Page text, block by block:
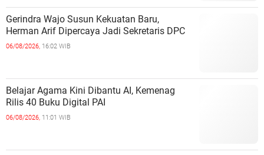
Gerindra Wajo Susun Kekuatan Baru,
Herman Arif Dipercaya Jadi Sekretaris DPC
06/08/2026, 16:02 WIB
Belajar Agama Kini Dibantu AI, Kemenag
Rilis 40 Buku Digital PAI
06/08/2026, 11:01 WIB